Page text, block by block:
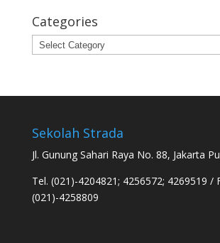
Categories
Categories
Sekolah Strada
Jl. Gunung Sahari Raya No. 88, Jakarta
Tel. (021)-4204821; 4256572; 4269519 /
(021)-4258809